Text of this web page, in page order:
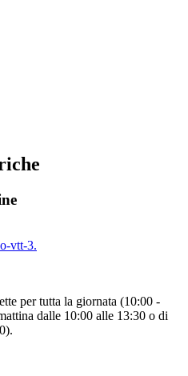
per tutta la giornata (10:00 -
dalle 10:00 alle 13:30 o di